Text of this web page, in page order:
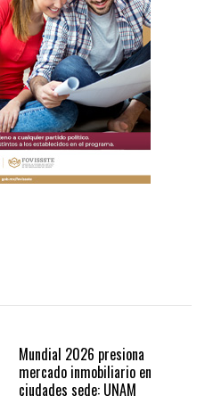
Mundial 2026 presiona
mercado inmobiliario en
ciudades sede: UNAM